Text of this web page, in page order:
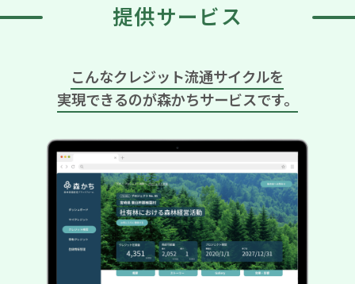
提供サービス
こんなクレジット流通サイクルを
実現できるのが森かちサービスです。